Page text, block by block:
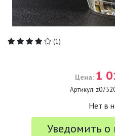
(1)
Цена: 1
Артикул:
Нет в
Уведомить о